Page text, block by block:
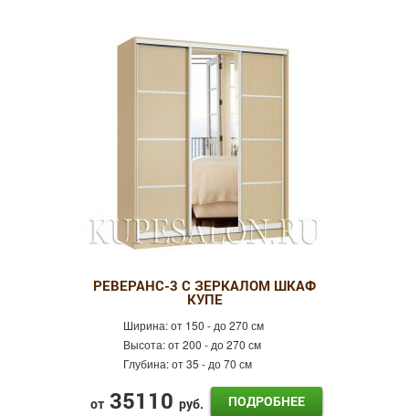
РЕВЕРАНС-3 С ЗЕРКАЛОМ ШКАФ
КУПЕ
Ширина:от 150 - до 270 см
Высота:от 200 - до 270 см
Глубина:от 35 - до 70 см
от 35110 руб. ПОДРОБНЕЕ